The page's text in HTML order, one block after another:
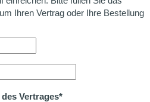
Ihren Vertrag oder Ihre Bestellung
Vertrages*